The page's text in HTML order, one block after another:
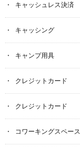
キャッシュレス決済
キャッシング
キャンプ用具
クレジットカード
クレジットカード
コワーキングスペース